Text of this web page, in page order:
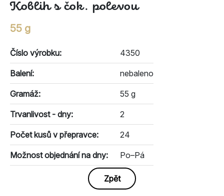
Koblih s čok. polevou
55 g
Číslo výrobku: 4350
Balení: nebaleno
Gramáž: 55 g
Trvanlivost - dny: 2
Počet kusů v přepravce: 24
Možnost objednání na dny: Po–Pá
Zpět